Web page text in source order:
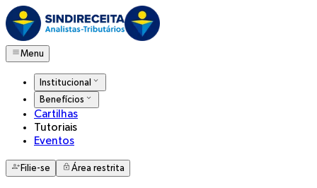
Menu
Institucional
Benefícios
Cartilhas
Tutoriais
Eventos
Filie-se Área restrita